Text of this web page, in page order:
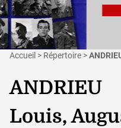
Accueil > Répertoire >
ANDRIEU
Louis,